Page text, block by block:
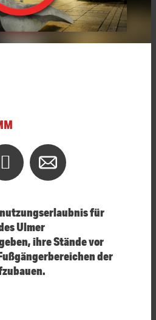
für
Ulmer
ihre Stände vor
der